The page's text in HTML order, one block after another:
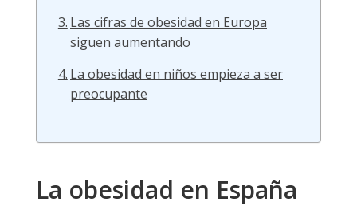
Las cifras de obesidad en Europa
siguen aumentando
La obesidad en niños empieza a ser
preocupante
La obesidad en España